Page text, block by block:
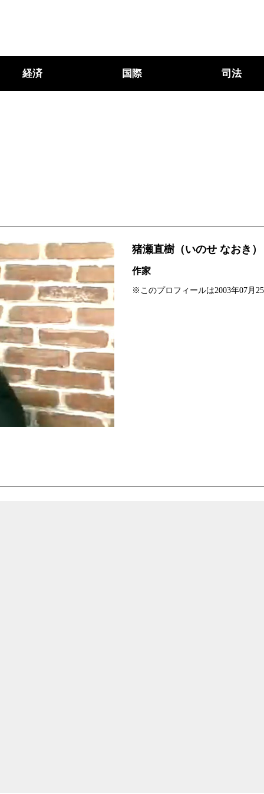
経済 国際 司法
猪瀬直樹（いのせ なおき）
作家
※このプロフィールは2003年07月